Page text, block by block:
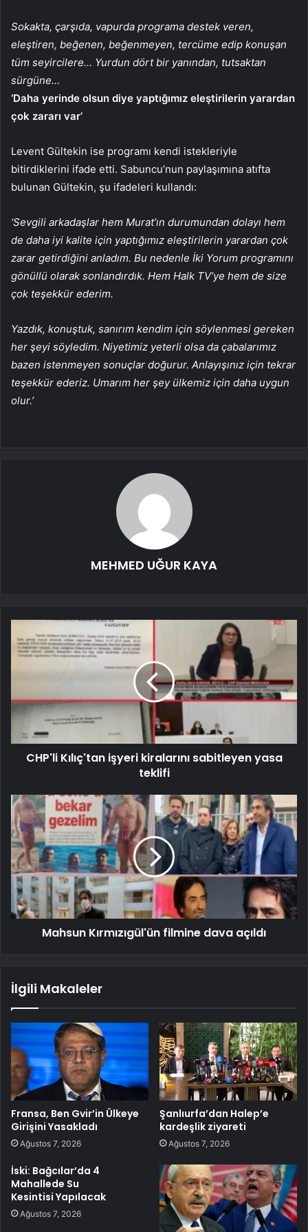
Sokakta, çarşıda, vapurda programa destek veren,
eleştiren, beğenen, beğenmeyen, tercüme edip konuşan
tüm seyircilere… Yurdun dört bir yanından, tutsaktan
sürgüne…
‘Daha yerinde olsun diye yaptığımız eleştirilerin yarardan
çok zararı var’
Levent Gültekin ise programı kendi istekleriyle
bitirdiklerini ifade etti. Sabuncu’nun paylaşımına atıfta
bulunan Gültekin, şu ifadeleri kullandı:
‘Sevgili arkadaşlar hem Murat’ın durumundan dolayı hem
de daha iyi kalite için yaptığımız eleştirilerin yarardan çok
zarar getirdiğini anladım. Bu nedenle İki Yorum programını
gönüllü olarak sonlandırdık. Hem Halk TV’ye hem de size
çok teşekkür ederim.
Yazdık, konuştuk, sanırım kendim için söylenmesi gereken
her şeyi söyledim. Niyetimiz yeterli olsa da çabalarımız
bazen istenmeyen sonuçlar doğurur. Anlayışınız için tekrar
teşekkür ederiz. Umarım her şey ülkemiz için daha uygun
olur.’
MEHMED UĞUR KAYA
CHP'li Kılıç'tan işyeri kiralarını sabitleyen yasa
teklifi
Mahsun Kırmızıgül'ün filmine dava açıldı
İlgili Makaleler
Fransa, Ben Gvir’in Ülkeye
Girişini Yasakladı
Ağustos 7, 2026
Şanlıurfa’dan Halep’e
kardeşlik ziyareti
Ağustos 7, 2026
İski: Bağcılar’da 4
Mahallede Su
Kesintisi Yapılacak
Ağustos 7, 2026